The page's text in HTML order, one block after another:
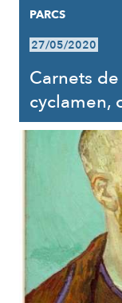
PARCS
27/05/2020
Carnets
cyclamen,